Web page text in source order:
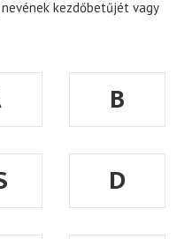
kezdőbetűjét vagy
B
D